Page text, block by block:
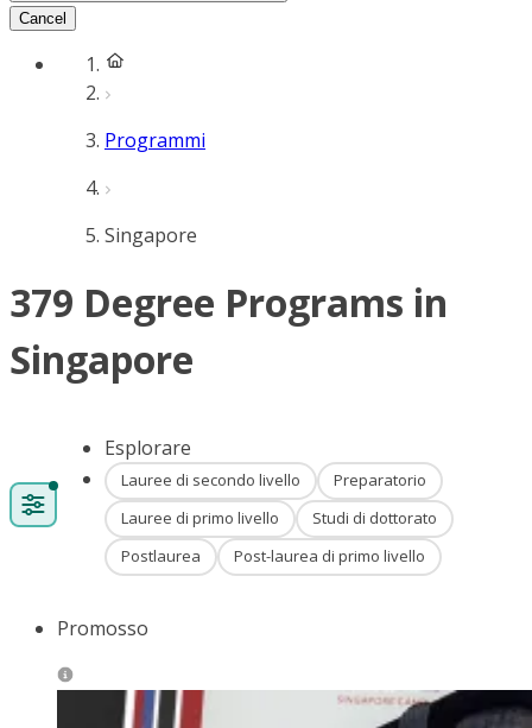
Cancel
Programmi
Singapore
379 Degree Programs in
Singapore
Esplorare
Lauree di secondo livello
Preparatorio
Lauree di primo livello
Studi di dottorato
Postlaurea
Post-laurea di primo livello
Promosso